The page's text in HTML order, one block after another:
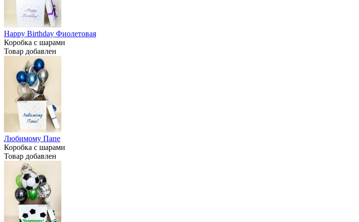
Happy Birthday Фиолетовая
Коробка с шарами
Товар добавлен
Любимому Папе
Коробка с шарами
Товар добавлен